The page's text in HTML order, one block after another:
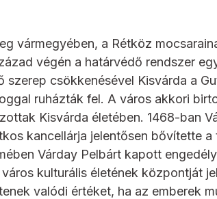
vármegyében, a Rétköz
végén a határvédő rendszer
csökkenésével Kisvárda a
ruházták fel. A város akkori
Kisvárda életében. 1468-ban
kancellárja jelentősen bővítette a
Várday Pelbárt kapott
kulturális életének központját
valódi értéket, ha az emberek